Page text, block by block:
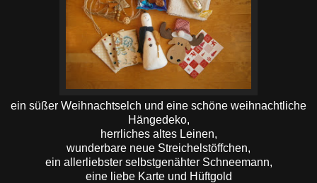
ein süßer Weihnachtselch und eine schöne weihnachtlich e
Hängedeko,
herrliches altes Leinen,
wunderbare neue Streichelstöffchen,
ein allerliebster selbstgenähter Schneemann,
eine liebe Karte und Hüftgold